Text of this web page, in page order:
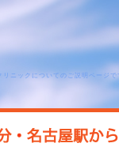
ニックについてのご説明ページで